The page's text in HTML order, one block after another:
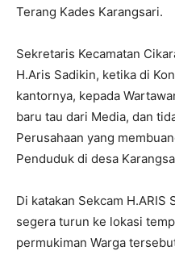
Terang Kades Karangsari.
Sekretaris Kecamatan
H.Aris Sadikin, ketika di
kantornya, kepada
baru tau dari Media, dan
Perusahaan yang
Penduduk di desa
Di katakan Sekcam H.ARIS
segera turun ke lokasi
permukiman Warga